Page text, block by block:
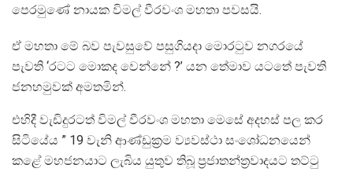
පෙරමුණේ නායක විමල් වීරවංශ මහතා පවසයි.
ඒ මහතා මේ බව පැවසුවේ පසුගියදා මොරටුව නගරයේ
පැවති ‘රටට මොකද වෙන්නේ ?’ යන තේමාව යටතේ පැවති
ජනහමුවක් අමතමින්.
එහිදී වැඩිදුරටත් විමල් වීරවංශ මහතා මෙසේ අදහස් පල කර
සිටියේය ” 19 වැනි ආණ්ඩුක‍්‍රම ව්‍යවස්ථා සංශෝධනයෙන්
කළේ මහජනයාට ලැබිය යුතුව තිබූ ප‍්‍රජාතන්ත‍්‍රවාදයට තට්ටු